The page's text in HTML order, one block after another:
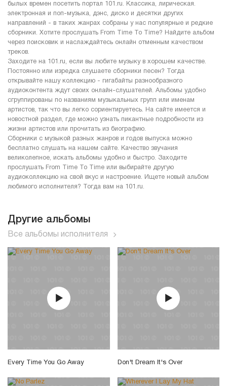
былых времен посетить портал 101.ru. Классика, лирическая.
электронная и поп-музыка, дэнс, диско и десятки других
направлений - в таких жанрах собраны у нас популярные и редкие
сборники. Хотите прослушать From Time To Time? Найдите альбом
через поисковик и наслаждайтесь онлайн отменным качеством
треков.
Заходите на 101.ru, если вы любите музыку в хорошем качестве.
Постоянно или изредка слушаете сборники песен? Тогда
открывайте нашу коллекцию - гигабайты разнообразного
аудиоконтента ждут своих онлайн-слушателей. Альбомы удобно
сгруппированы по названиям музыкальных групп или именам
артистов, так что вы легко сориентируетесь. На сайте имеется и
новостной раздел, где можно узнать пикантные подробности из
жизни артистов или прочитать из биографию.
Сборники с музыкой разных жанров и годов выпуска можно
бесплатно слушать на нашем сайте. Качество звучания
великолепное, искать альбомы удобно и быстро. Заходите
прослушать From Time To Time или выбирайте другую
аудиоколлекцию на свой вкус и настроение. Ищете новый альбом
любимого исполнителя? Тогда вам на 101.ru.
Другие альбомы
Все альбомы исполнителя
Every Time You Go Away Don't Dream It's Over